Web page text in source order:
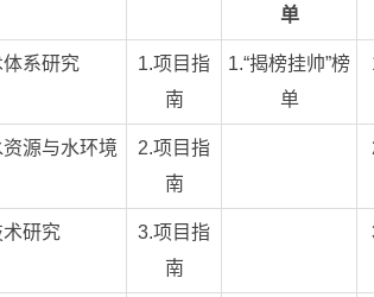
单
系研究
1.项目指
南
1.“揭榜挂帅”榜
单
源与水环境
2.项目指
南
研究
3.项目指
南